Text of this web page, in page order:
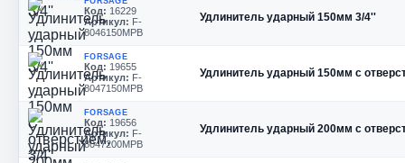
Код: 16229
Артикул: F-
8046150MPB
Удлинитель ударный 150мм 3/4''
FORSAGE
Код: 19655
Артикул: F-
8047150MPB
Удлинитель ударный 150мм с
FORSAGE
Код: 19656
Артикул: F-
8047200MPB
Удлинитель ударный 200мм с